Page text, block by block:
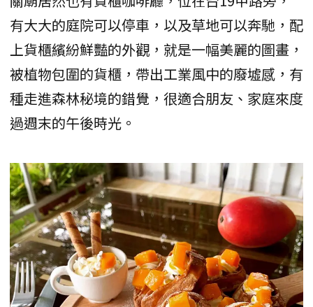
有大大的庭院可以停車，以及草地可以奔馳，配
上貨櫃繽紛鮮豔的外觀，就是一幅美麗的圖畫，
被植物包圍的貨櫃，帶出工業風中的廢墟感，有
種走進森林秘境的錯覺，很適合朋友、家庭來度
過週末的午後時光。